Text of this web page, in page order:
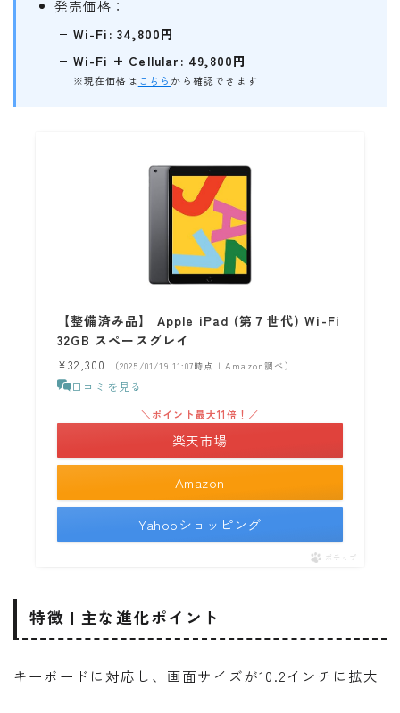
発売価格：
Wi-Fi: 34,800円
Wi-Fi + Cellular: 49,800円
※現在価格は こちら から確認できます
【整備済み品】 Apple iPad (第７世代) Wi-Fi
32GB スペースグレイ
¥32,300 （2025/01/19 11:07時点 | Amazon調べ）
口コミを見る
Amazon
＼ポイント最大11倍！／
楽天市場
Yahooショッピング
ポチップ
特徴 | 主な進化ポイント
キーボードに対応し、画面サイズが10.2インチに拡大